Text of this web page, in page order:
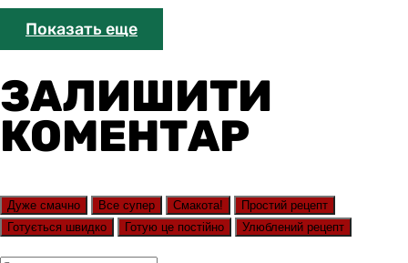
Показать еще
ЗАЛИШИТИ
КОМЕНТАР
Дуже смачно Все супер Смакота!
Простий рецепт
Готується швидко
Готую це постійно Улюблений рецепт